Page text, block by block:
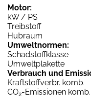
Motor:
kW / PS
Treibstoff
Hubraum
Umweltnormen:
Schadstoffklasse
Umweltplakette
Verbrauch und
Kraftstoffverbr. komb.
CO2-Emissionen komb.